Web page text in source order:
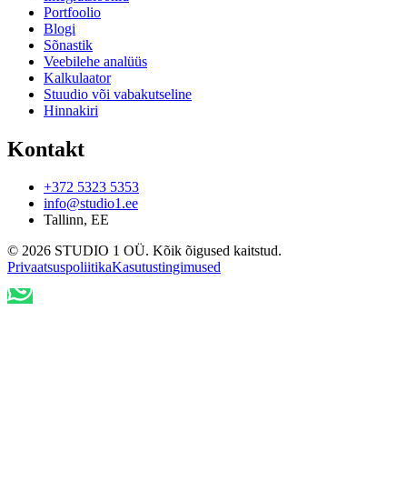
Portfoolio
Blogi
Sõnastik
Veebilehe analüüs
Kalkulaator
Stuudio või vabakutseline
Hinnakiri
Kontakt
+372 5323 5353
info@studio1.ee
Tallinn, EE
© 2026 STUDIO 1 OÜ. Kõik õigused kaitstud.
PrivaatsuspoliitikaKasutustingimused